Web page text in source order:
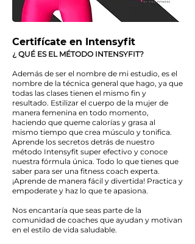
Certifícate en Intensyfit
¿ QUÉ ES EL MÉTODO INTENSYFIT?
Además de ser el nombre de mi estudio, es el
nombre de la técnica general que hago, ya que
todas las clases tienen el mismo fin y
resultado. Estilizar el cuerpo de la mujer de
manera femenina en todo momento,
haciendo que queme calorías y grasa al
mismo tiempo que crea músculo y tonifica.
Aprende los secretos detrás de nuestro
método Intensyfit super efectivo y conoce
nuestra fórmula única. Todo lo que tienes que
saber para ser una fitness coach experta.
¡Aprende de manera fácil y divertida! Practica y
empoderate y haz lo que te apasiona.
Nos encantaría que seas parte de la
comunidad de coaches que ayudan y motivan
en el estilo de vida saludable.